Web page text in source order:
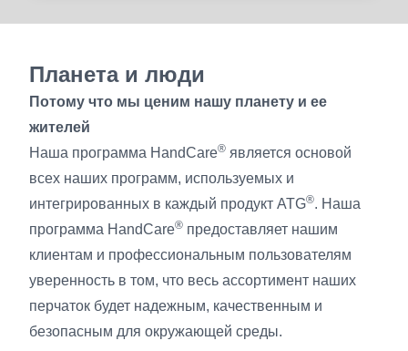
Планета и люди
Потому что мы ценим нашу планету и ее
жителей
Наша программа HandCare® является основой
всех наших программ, используемых и
интегрированных в каждый продукт ATG®. Наша
программа HandCare® предоставляет нашим
клиентам и профессиональным пользователям
уверенность в том, что весь ассортимент наших
перчаток будет надежным, качественным и
безопасным для окружающей среды.